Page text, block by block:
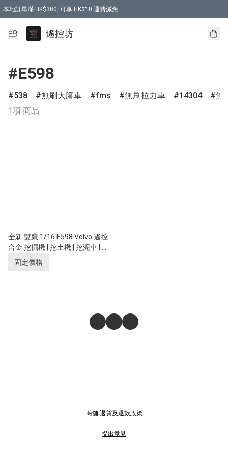
本地訂單滿 HK$300, 可享 HK$10 運費減免
購買 7.6V 6500mah 70C 電池 送 7.6V USB充電器
遙控坊
#E598
538 無刷大腳車 fms 無刷拉力車 14304
無
1項 商品
全新 雙鷹 1/16 E598 Volvo 遙控
合金 挖掘機 | 挖土機 | 挖泥車 | 全
比例控制 | 富豪汽車授權
固定價格
商舖 退貨及退款政策
提出意見